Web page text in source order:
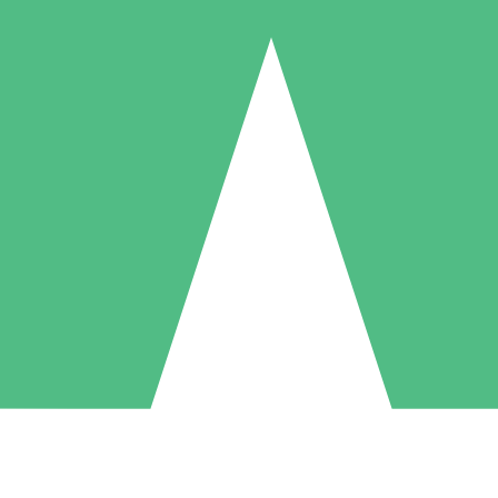
Individuele Creditpakketten
per gebruik met downloadtegoeden. Geen maandelijkse verplichting
5 Downloaden
US$